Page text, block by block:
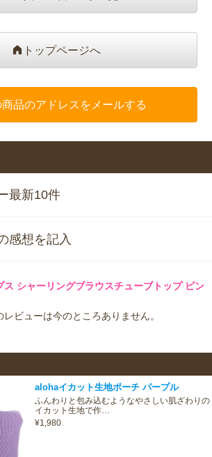
トップページへ
商品のアドレスをメールする
最新10件
感想を記入
ス シャーリングブラウスチューブトップ ピン
ビューは今のところありません。
alohaイカット生地ポーチ パープル
ふんわりと包み込むようなやさしい肌ざわりの
イカット生地で作…
¥1,980